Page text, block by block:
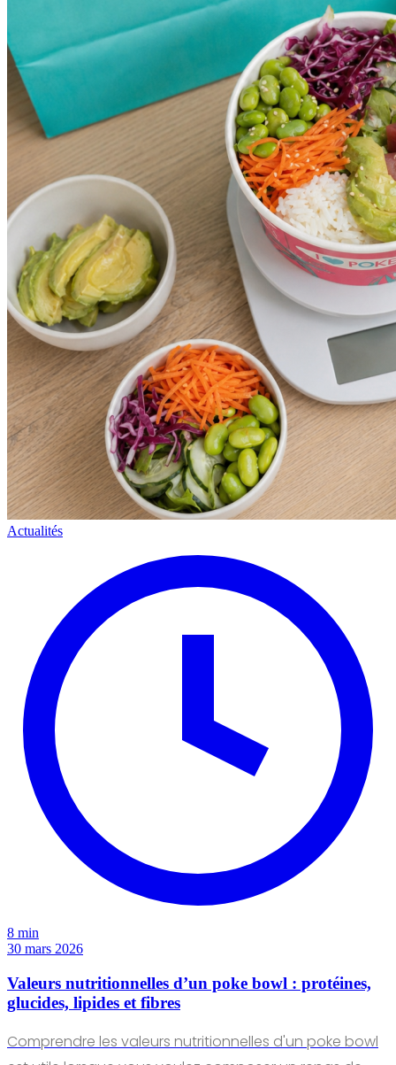
Actualités
8 min
30 mars 2026
Valeurs nutritionnelles d’un poke bowl : protéines,
glucides, lipides et fibres
Comprendre les valeurs nutritionnelles d'un poke bowl